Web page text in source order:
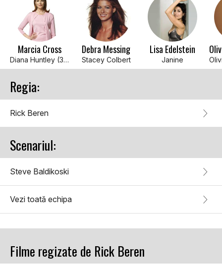
Marcia Cross
Diana Huntley (3 episodes, 1997)
Debra Messing
Stacey Colbert
Lisa Edelstein
Janine
Regia:
Rick Beren
Scenariul:
Steve Baldikoski
Vezi toată echipa
Filme regizate de Rick Beren